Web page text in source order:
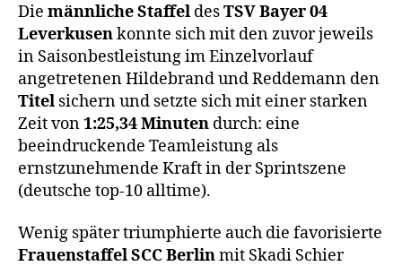
Die männliche Staffel desTSV Bayer 04
Leverkusenkonnte sich mit den zuvor jeweils
in Saisonbestleistung im Einzelvorlauf
angetretenen Hildebrand und Reddemann den
Titel sichern und setzte sich mit einer starken
Zeit von1:25,34 Minuten durch: eine
beeindruckende Teamleistung als
ernstzunehmende Kraft in der Sprintszene
(deutsche top-10 alltime).
Wenig später triumphierte auch die favorisierte
FrauenstaffelSCC Berlinmit Skadi Schier